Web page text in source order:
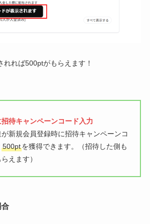
れれば500ptがもらえます！
待キャンペーンコード入力
新規会員登録時に招待キャンペーンコ
500ptを獲得できます。（招待した側も
えます）
合